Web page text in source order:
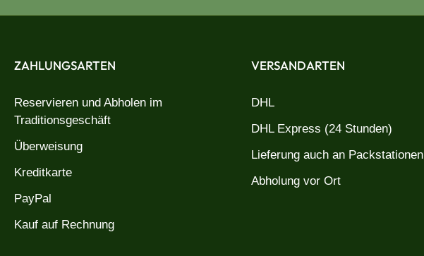
ZAHLUNGSARTEN
Reservieren und Abholen im
Traditionsgeschäft
Überweisung
Kreditkarte
PayPal
Kauf auf Rechnung
VERSANDARTEN
DHL
DHL Express (24 Stunden)
Lieferung auch an Packstationen
Abholung vor Ort